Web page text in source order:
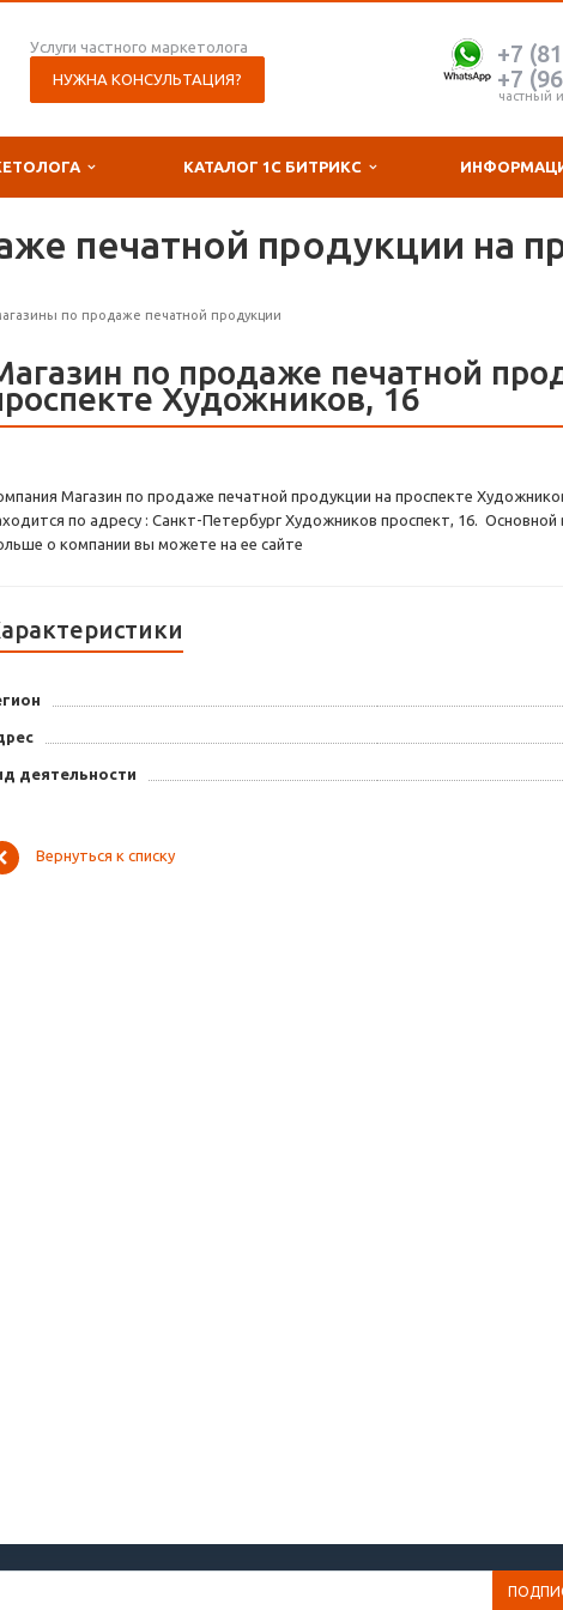
Услуги частного маркетолога
НУЖНА КОНСУЛЬТАЦИЯ?
+7
+7
частный
КАТАЛОГ 1С БИТРИКС
печатной продукции на
по продаже печатной продукции
по продаже печатной
Художников, 16
Магазин по продаже печатной продукции на проспекте
по адресу : Санкт-Петербург Художников проспект, 16. Основной
о компании вы можете на ее сайте
деятельности
Вернуться к списку